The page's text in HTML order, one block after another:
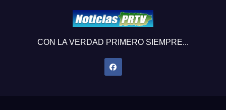
CON LA VERDAD PRIMERO SIEMPRE...